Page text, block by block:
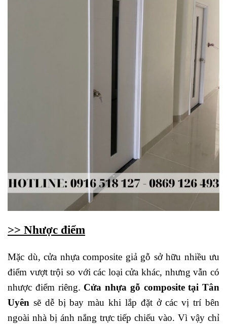
>> Nhược điểm
Mặc dù, cửa nhựa composite giả gỗ sở hữu nhiều ưu
điểm vượt trội so với các loại cửa khác, nhưng vẫn có
nhược điểm riêng. Cửa nhựa gỗ composite tại Tân
Uyên sẽ dễ bị bay màu khi lắp đặt ở các vị trí bên
ngoài nhà bị ánh nắng trực tiếp chiếu vào. Vì vậy chỉ